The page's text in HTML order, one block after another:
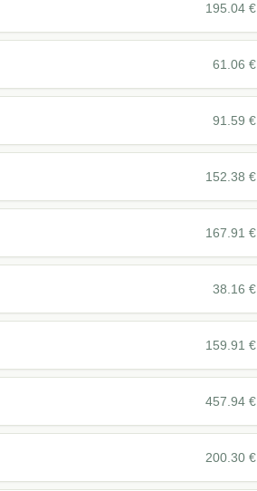
195.04 €
61.06 €
91.59 €
152.38 €
167.91 €
38.16 €
159.91 €
457.94 €
200.30 €